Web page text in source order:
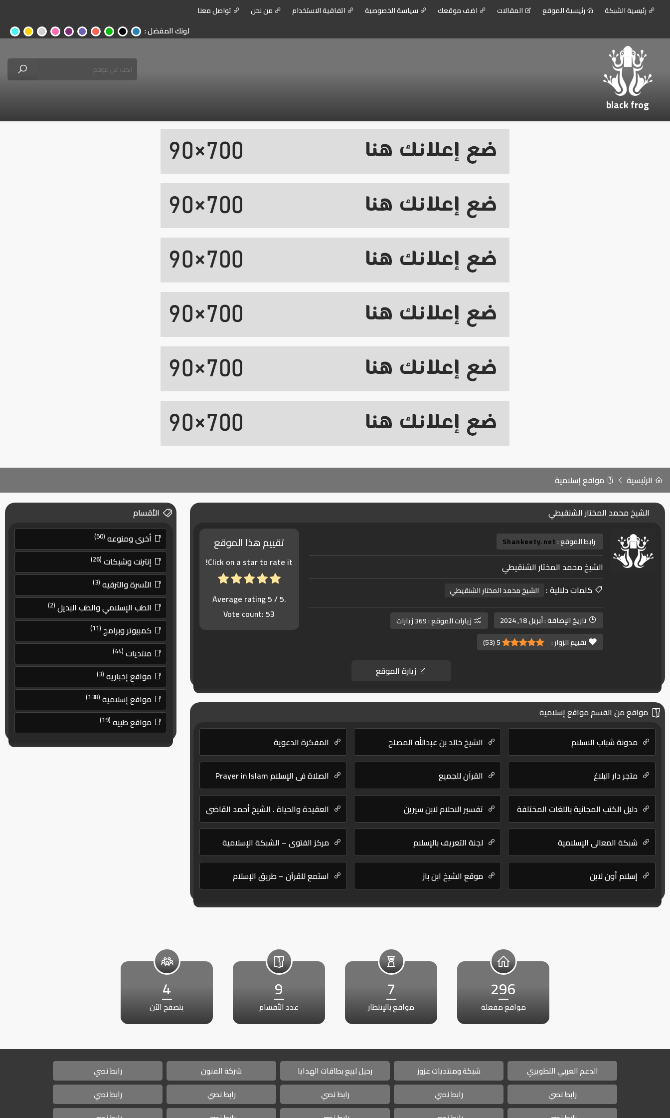
رئيسية الشبكة رئيسية الموقع المقالات اضف موقعك سياسة الخصوصية اتفاقية الاستخدام من نحن تواصل معنا
لونك المفضل :
black frog
الرئيسية مواقع إسلامية
الشيخ محمد المختار الشنقيطي
رابط الموقع :Shankeety.net
الشيخ محمد المختار الشنقيطي
كلمات دلالية :
الشيخ محمد المختار الشنقيطي
تاريخ الإضافة :أبريل 18, 2024 زيارات الموقع :369 زيارات
تقييم الزوار :
5
(
53
)
تقييم هذا الموقع
Click on a star to rate it!
Average rating5/ 5.
Vote count:53
زيارة الموقع
مواقع من القسم مواقع إسلامية
مدونة شباب الاسلام
الشيخ خالد بن عبدالله المصلح المفكرة الدعوية
متجر دار البلاغ القرآن للجميع الصلاة في الإسلام Prayer in Islam
دليل الكتب المجانية باللغات المختلفة تفسير الاحلام لابن سيرين العقيدة والحياة . الشيخ أحمد القاضي
شبكة المعالي الإسلامية لجنة التعريف بالإسلام مركز الفتوى – الشبكة الإسلامية
إسلام أون لاين موقع الشيخ ابن باز استمع للقرآن – طريق الإسلام
الأقسام
أخرى ومنوعه (50)
إنترنت وشبكات (26)
الأسرة والترفيه (3)
الطب الإسلامي والطب البديل (2)
كمبيوتر وبرامج (11)
منتديات (44)
مواقع إخباريه (3)
مواقع إسلامية (138)
مواقع طبيه (19)
296
مواقع مفعلة
7
مواقع بالإنتظار
9
عدد الأقسام
4
يتصفح الآن
الدعم العربي التطويري شبكة ومنتديات عزوز رحيل لبيع بطاقات الهدايا شركة الفنون
رابط نصي
رابط نصي
رابط نصي رابط نصي رابط نصي
رابط نصي